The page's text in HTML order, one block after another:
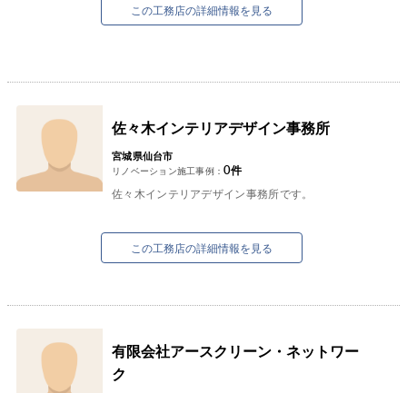
この工務店の詳細情報を見る
佐々木インテリアデザイン事務所
宮城県仙台市
リノベーション施工事例： 0件
佐々木インテリアデザイン事務所です。
この工務店の詳細情報を見る
有限会社アースクリーン・ネットワー
ク